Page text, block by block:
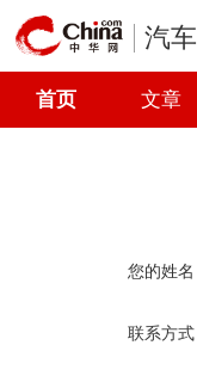
汽车
首页 文章
您的姓名
联系方式